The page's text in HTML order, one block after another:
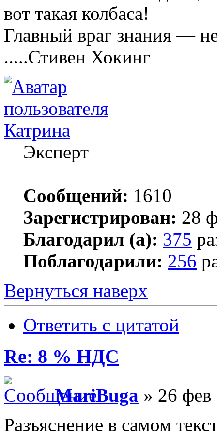
вот такая колбаса!
Главный враг знания —
.....Стивен Хокинг
Катрина
Эксперт
Сообщений: 1610
Зарегистрирован: 28
Благодарил (а): 375
Поблагодарили: 256
Вернуться наверх
Ответить с цитатой
Re: 8 % НДС
MariBuga » 26
Разъяснение в самом